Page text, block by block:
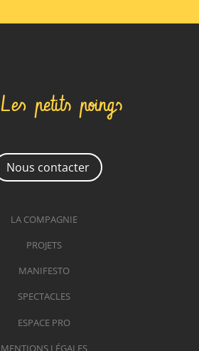
Les petits poings
Nous contacter
LA COMPAGNIE
PROJETS
MANIFESTO
SPECTACLES
ESPACE PRO
MENTIONS LÉGALES